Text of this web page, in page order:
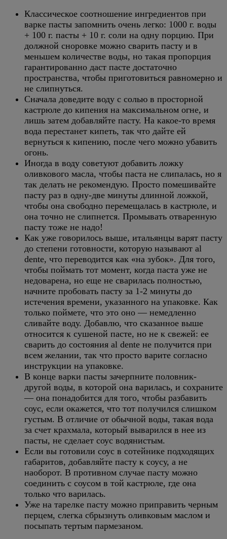
Классическое соотношение ингредиентов при
варке пасты запомнить очень легко: 1000 г. воды
+ 100 г. пасты + 10 г. соли на одну порцию. При
должной сноровке можно сварить пасту и в
меньшем количестве воды, но такая пропорция
гарантированно даст пасте достаточно
пространства, чтобы приготовиться равномерно и
не слипнуться.
Сначала доведите воду с солью в просторной
кастрюле до кипения на максимальном огне, и
лишь затем добавляйте пасту. На какое-то время
вода перестанет кипеть, так что дайте ей
вернуться к кипению, после чего можно убавить
огонь.
Иногда в воду советуют добавить ложку
оливкового масла, чтобы паста не слипалась, но я
так делать не рекомендую. Просто помешивайте
пасту раз в одну-две минуты длинной ложкой,
чтобы она свободно перемещалась в кастрюле, и
она точно не слипнется. Промывать отваренную
пасту тоже не надо!
Как уже говорилось выше, итальянцы варят пасту
до степени готовности, которую называют al
dente, что переводится как «на зубок». Для того,
чтобы поймать тот момент, когда паста уже не
недоварена, но еще не сварилась полностью,
начните пробовать пасту за 1-2 минуты до
истечения времени, указанного на упаковке. Как
только поймете, что это оно — немедленно
сливайте воду. Добавлю, что сказанное выше
относится к сушеной пасте, но не к свежей: ее
сварить до состояния al dente не получится при
всем желании, так что просто варите согласно
инструкции на упаковке.
В конце варки пасты зачерпните половник-
другой воды, в которой она варилась, и сохраните
— она понадобится для того, чтобы разбавить
соус, если окажется, что тот получился слишком
густым. В отличие от обычной воды, такая вода
за счет крахмала, который выварился в нее из
пасты, не сделает соус водянистым.
Если вы готовили соус в сотейнике подходящих
габаритов, добавляйте пасту к соусу, а не
наоборот. В противном случае пасту можно
соединить с соусом в той кастрюле, где она
только что варилась.
Уже на тарелке пасту можно приправить черным
перцем, слегка сбрызнуть оливковым маслом и
посыпать тертым пармезаном.